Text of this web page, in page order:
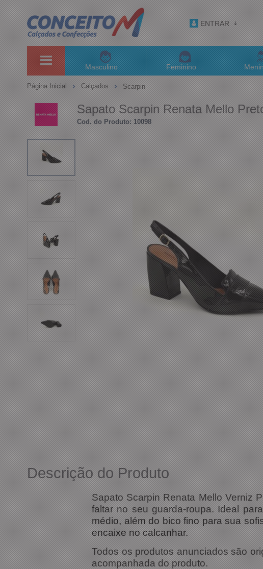
ENTRAR
Masculino Feminino
Página Inicial Calçados Scarpin
Sapato Scarpin Renata Mello
Cod. do Produto: 10098
Descrição do Produto
Sapato Scarpin Renata Mello Verniz
faltar no seu guarda-roupa. Ideal
médio, além do bico fino para sua
encaixe no calcanhar.
Todos os produtos anunciados são
acompanhada do produto.